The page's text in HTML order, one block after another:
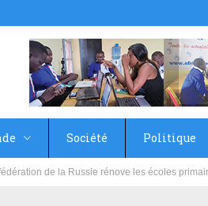
Société Politique
Initiative et ses partenaires redonnent un